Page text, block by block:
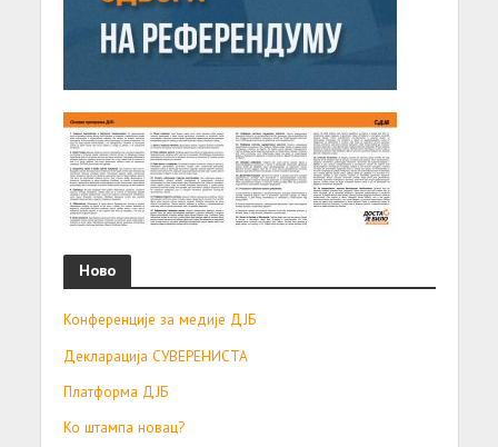
Ново
Конференције за медије ДЈБ
Декларација СУВЕРЕНИСТА
Платформа ДЈБ
Ко штампа новац?